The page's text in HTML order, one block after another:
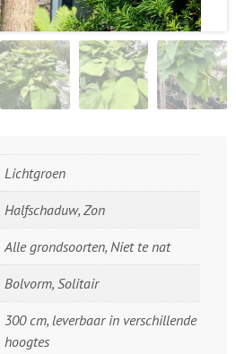
Lichtgroen
Halfschaduw, Zon
Alle grondsoorten, Niet te nat
Bolvorm, Solitair
300 cm, leverbaar in verschillende
hoogtes